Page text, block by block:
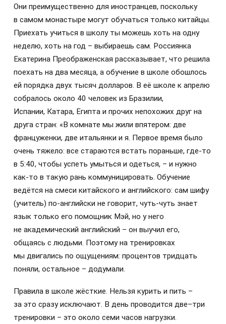
Они преимущественно для иностранцев, поскольку
в самом монастыре могут обучаться только китайцы.
Приехать учиться в школу ты можешь хоть на одну
неделю, хоть на год – выбираешь сам. Россиянка
Екатерина Преображенская рассказывает, что решила
поехать на два месяца, а обучение в школе обошлось
ей порядка двух тысяч долларов. В её школе к апрелю
собралось около 40 человек из Бразилии,
Испании, Катара, Египта и прочих непохожих друг на
друга стран: «В комнате мы жили впятером: две
француженки, две итальянки и я. Первое время было
очень тяжело: все стараются встать пораньше, где-то
в 5:40, чтобы успеть умыться и одеться, – и нужно
как-то в такую рань коммуницировать. Обучение
ведётся на смеси китайского и английского: сам шифу
(учитель) по‑английски не говорит, чуть-чуть знает
язык только его помощник Мэй, но у него
не академический английский – он выучил его,
общаясь с людьми. Поэтому на тренировках
мы двигались по ощущениям: процентов тридцать
поняли, остальное – додумали.
Правила в школе жёсткие. Нельзя курить и пить –
за это сразу исключают. В день проводится две–три
тренировки – это около семи часов нагрузки.